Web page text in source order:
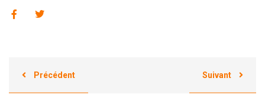
Précédent Suivant